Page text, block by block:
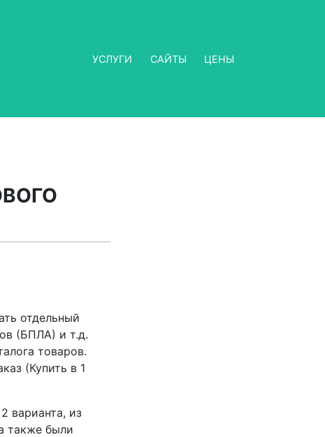
УСЛУГИ САЙТЫ ЦЕНЫ
отдельный
(БПЛА) и т.д.
товаров.
(Купить в 1
варианта, из
также были